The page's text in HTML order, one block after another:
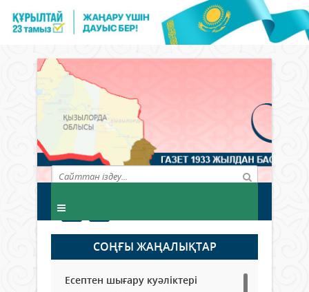
СОҢҒЫ ЖАҢАЛЫҚТАР
Есептен шығару куәліктері